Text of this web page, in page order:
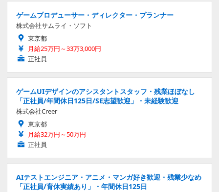
ゲームプロデューサー・ディレクター・プランナー
株式会社サムライ・ソフト
東京都
月給25万円～33万3,000円
正社員
ゲームUIデザインのアシスタントスタッフ・残業ほぼなし
「正社員/年間休日125日/SE志望歓迎」・未経験歓迎
株式会社Creer
東京都
月給32万円～50万円
正社員
AIテストエンジニア・アニメ・マンガ好き歓迎・残業少なめ
「正社員/育休実績あり」・年間休日125日